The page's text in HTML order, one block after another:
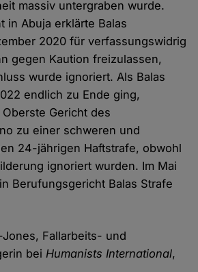
massiv untergraben wurde.
in Abuja erklärte Balas
2020 für verfassungswidrig
gegen Kaution freizulassen,
wurde ignoriert. Als Balas
endlich zu Ende ging,
Gericht des
zu einer schweren und
24-jährigen Haftstrafe, obwohl
ignoriert wurden. Im Mai
Berufungsgericht Balas Strafe
Jones, Fallarbeits- und
beiHumanists International,